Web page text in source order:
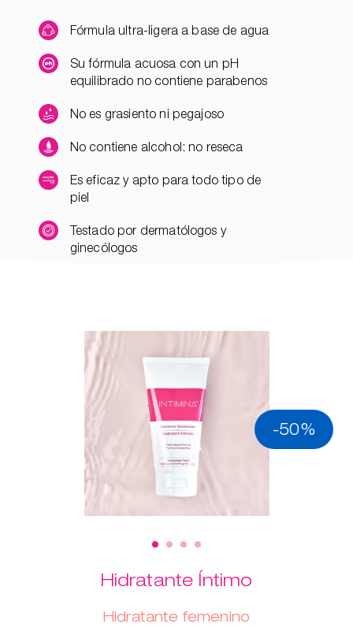
Fórmula ultra-ligera a base de agua
Su fórmula acuosa con un pH
equilibrado no contiene parabenos
No es grasiento ni pegajoso
No contiene alcohol: no reseca
Es eficaz y apto para todo tipo de
piel
Testado por dermatólogos y
ginecólogos
-50%
Hidratante Íntimo
Hidratante femenino